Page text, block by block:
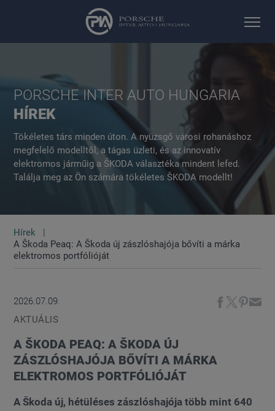
PORSCHE INTER AUTO HUNGARIA
HÍREK
Tökéletes társ minden úton. A nyüzsgő városi rohanáshoz
megfelelő modelltől, a tágas üzleti, és az innovatív
elektromos járműig a ŠKODA választéka mindent lefed.
Találja meg az Ön számára tökéletes ŠKODA modellt!
Hírek
A Škoda Peaq: A Škoda új zászlóshajója bővíti a márka
elektromos portfólióját
2026.07.09.
AKTUÁLIS
A ŠKODA PEAQ: A ŠKODA ÚJ
ZÁSZLÓSHAJÓJA BŐVÍTI A MÁRKA
ELEKTROMOS PORTFÓLIÓJÁT
A Škoda új, hétüléses zászlóshajója több mint 640